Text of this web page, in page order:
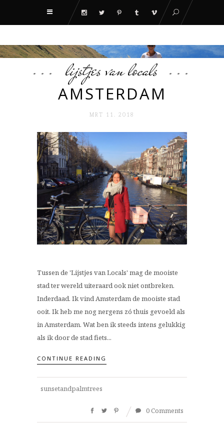
lijstjes van locals
AMSTERDAM
MRT 11. 2018
Tussen de 'Lijstjes van Locals' mag de mooiste
stad ter wereld uiteraard ook niet ontbreken.
Inderdaad. Ik vind Amsterdam de mooiste stad
ooit. Ik heb me nog nergens zó thuis gevoeld als
in Amsterdam. Wat ben ik steeds intens gelukkig
als ik door de stad fiets...
CONTINUE READING
sunsetandpalmtrees
0 Comments